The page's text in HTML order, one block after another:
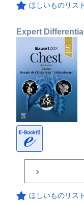
ほしいものリス
Expert
ほしいものリス